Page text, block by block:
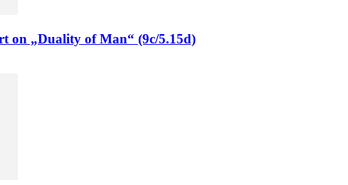
on „Duality of Man“ (9c/5.15d)